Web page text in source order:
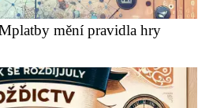
mění pravidla hry